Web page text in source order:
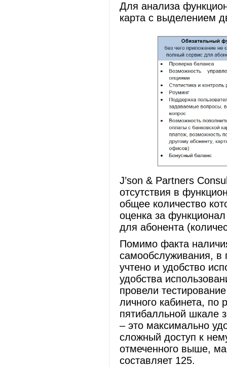
Для анализа
карта с выделением
J’son & Partners
отсутствия в
общее количество
оценка за
для абонента
Помимо факта
самообслуживания, в
учтено и удобство
удобства
провели
личного кабинета, по
пятибалльной шкале
– это максимально
сложный доступ к
отмеченного выше,
составляет 125.